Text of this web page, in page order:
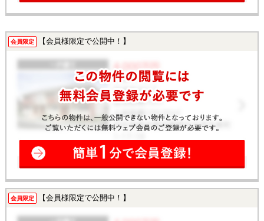
会員限定 【会員様限定で公開中！】
会員限定 【会員様限定で公開中！】